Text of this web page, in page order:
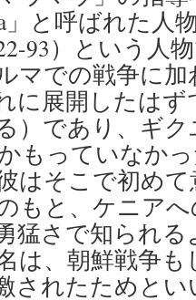
」と呼ばれた人
93）という人
マでの戦争に
に展開したは
）であり、ギ
もっていなか
はそこで初め
もと、ケニア
猛さで知られ
は、朝鮮戦争
されたためと